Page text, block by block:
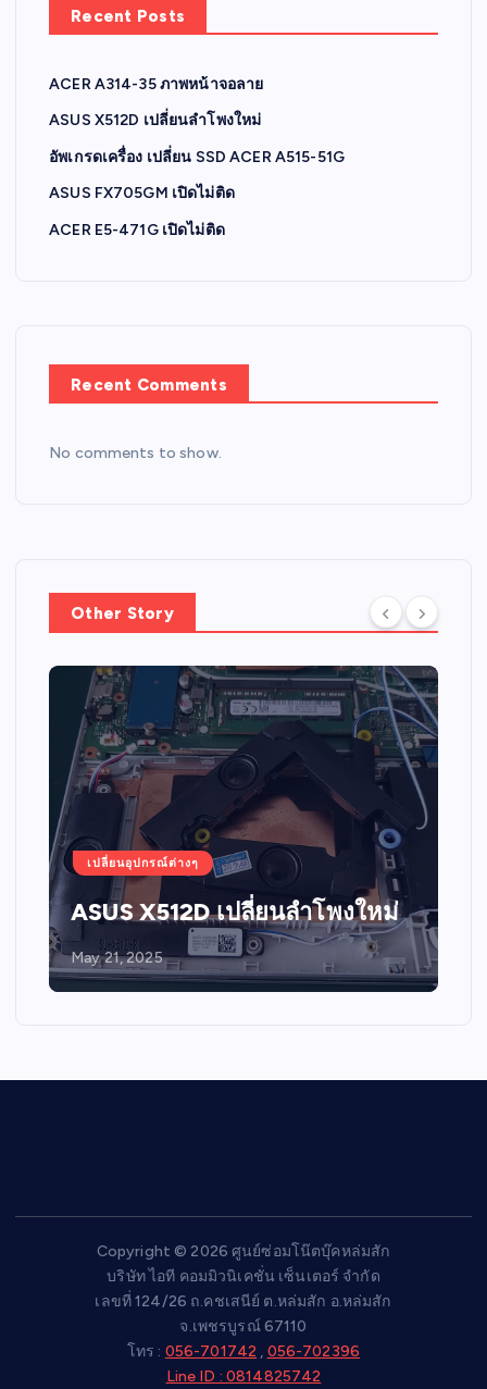
Recent Posts
ACER A314-35 ภาพหน้าจอลาย
ASUS X512D เปลี่ยนลำโพงใหม่
อัพเกรดเครื่อง เปลี่ยน SSD ACER A515-51G
ASUS FX705GM เปิดไม่ติด
ACER E5-471G เปิดไม่ติด
Recent Comments
No comments to show.
Other Story
เปลี่ยนอุปกรณ์ต่างๆ
ASUS X512D เปลี่ยนลำโพงใหม่
May 21, 2025
Copyright © 2026 ศูนย์ซ่อมโน๊ตบุ๊คหล่มสัก
บริษัท ไอที คอมมิวนิเคชั่น เซ็นเตอร์ จำกัด
เลขที่ 124/26 ถ.คชเสนีย์ ต.หล่มสัก อ.หล่มสัก
จ.เพชรบูรณ์ 67110
โทร : 056-701742 , 056-702396
Line ID : 0814825742